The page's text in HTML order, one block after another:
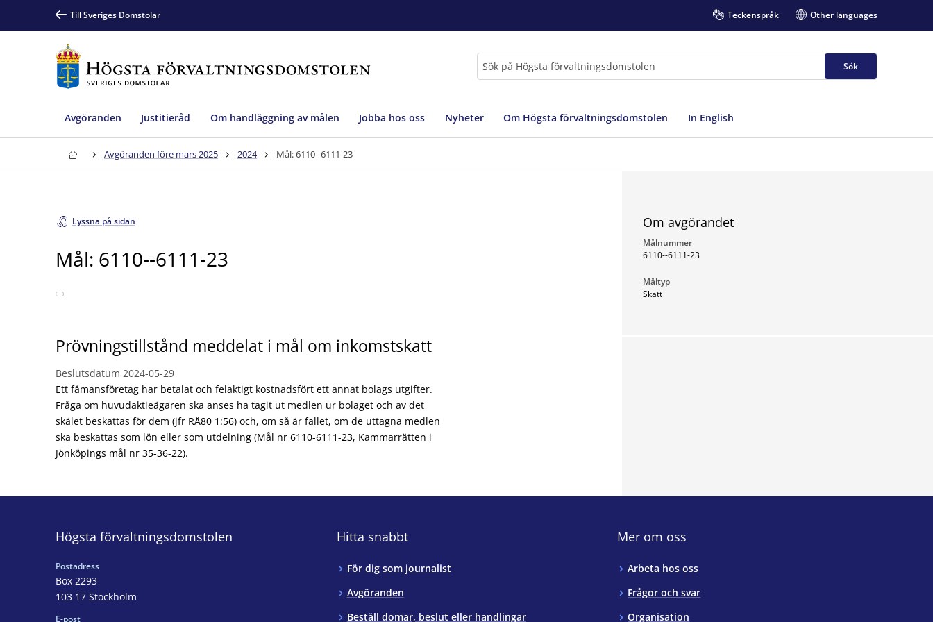
Till Sveriges Domstolar Teckenspråk Other languages
Sök
Avgöranden Justitieråd Om handläggning av målen Jobba hos oss Nyheter Om Högsta förvaltningsdomstolen In English
Avgöranden före mars 2025 2024 Mål: 6110--6111-23
Lyssna på sidan
Mål: 6110--6111-23
Prövningstillstånd meddelat i mål om inkomstskatt
Beslutsdatum 2024-05-29
Ett fåmansföretag har betalat och felaktigt kostnadsfört ett annat bolags utgifter.
Fråga om huvudaktieägaren ska anses ha tagit ut medlen ur bolaget och av det
skälet beskattas för dem (jfr RÅ80 1:56) och, om så är fallet, om de uttagna medlen
ska beskattas som lön eller som utdelning (Mål nr 6110-6111-23, Kammarrätten i
Jönköpings mål nr 35-36-22).
Om avgörandet
Målnummer
6110--6111-23
Måltyp
Skatt
Högsta förvaltningsdomstolen
Postadress
Box 2293
103 17 Stockholm
E-post
Hitta snabbt
För dig som journalist
Avgöranden
Beställ domar, beslut eller handlingar
Mer om oss
Arbeta hos oss
Frågor och svar
Organisation